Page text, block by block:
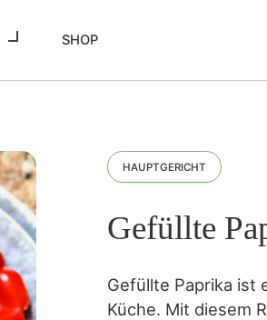
SHOP
HAUPTGERICHT
Gefüllte
Gefüllte Paprika ist
Küche. Mit diesem